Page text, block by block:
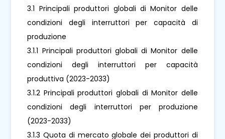
3.1 Principali produttori globali di Monitor delle
condizioni degli interruttori per capacità di
produzione
3.1.1 Principali produttori globali di Monitor delle
condizioni degli interruttori per capacità
produttiva (2023-2033)
3.1.2 Principali produttori globali di Monitor delle
condizioni degli interruttori per produzione
(2023-2033)
3.1.3 Quota di mercato globale dei produttori di